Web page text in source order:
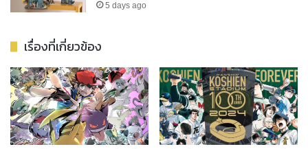
5 days ago
เรื่องที่เกี่ยวข้อง